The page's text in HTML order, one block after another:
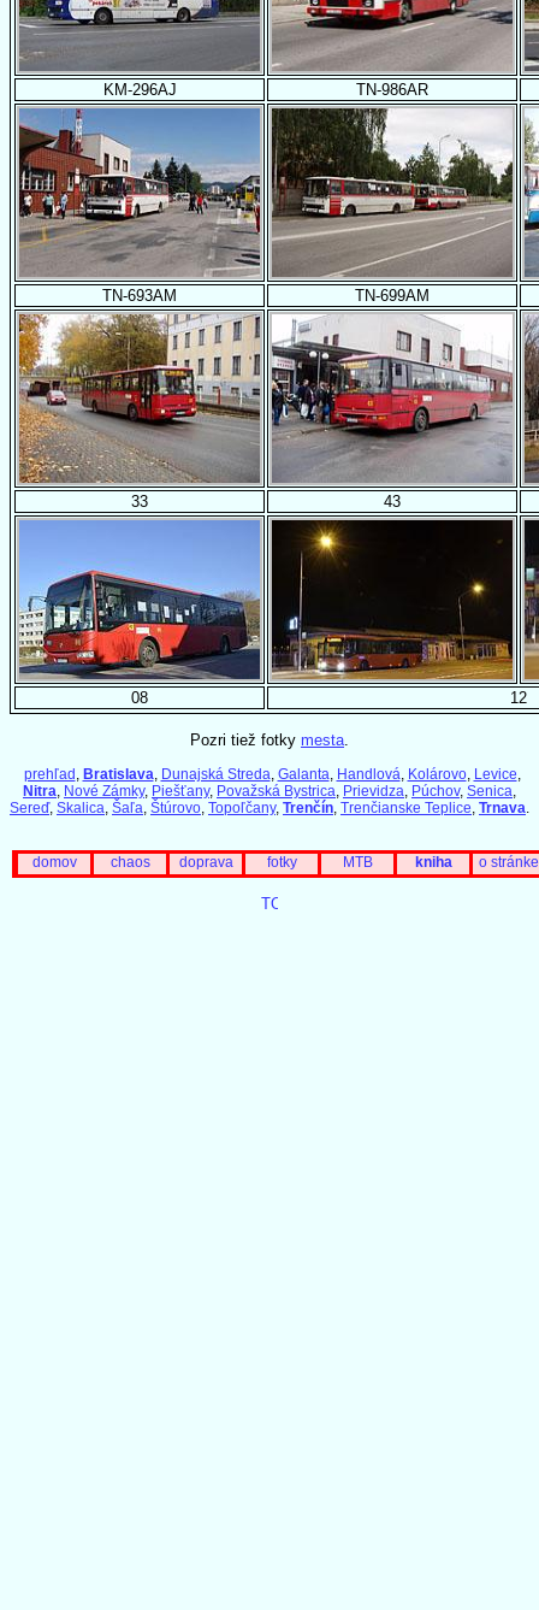
KM-296AJ TN-986AR
TN-693AM TN-699AM
33 43
08 12
Pozri tiež fotky mesta
prehľad , Bratislava, Dunajská Streda, Galanta, Handlová, Kolárovo, Levice,
Nitra, Nové Zámky, Piešťany, Považská Bystrica, Prievidza, Púchov, Senica,
Sereď, Skalica, Šaľa, Štúrovo, Topoľčany, Trenčín, Trenčianske Teplice, Trnava.
domov chaos doprava fotky MTB kniha o stránke